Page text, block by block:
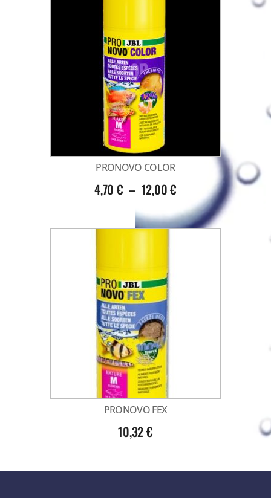
PRONOVO COLOR
4,70 € – 12,00€
PRONOVO FEX
10,32€